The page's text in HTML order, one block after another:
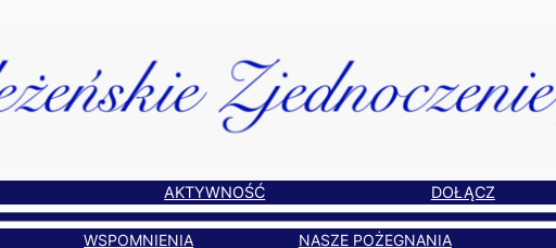
AKTYWNOŚĆ DOŁĄCZ
WSPOMNIENIA NASZE POŻEGNANIA